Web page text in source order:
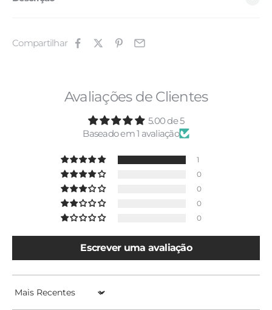
Compartilhar
Avaliações de Clientes
5.00 de 5
Baseado em 1 avaliação
1
0
0
0
0
Escrever uma avaliação
Sort by